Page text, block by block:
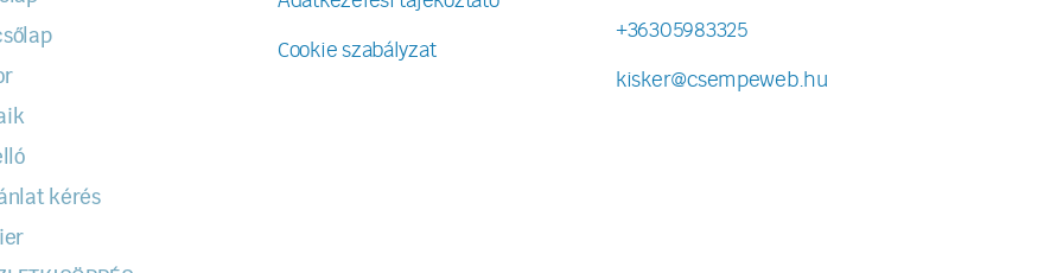
kérés
Cookie szabályzat
+36305983325
kisker@csempeweb.hu